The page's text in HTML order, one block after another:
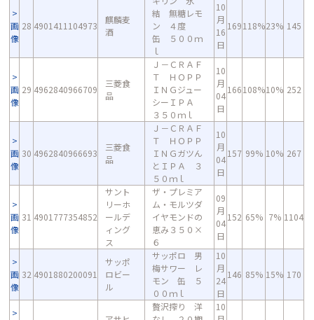
画
像
28 4901411104973
麒麟麦
酒
結 無糖レモ
ン ４度
缶 ５００ｍ
ｌ
10
月
16
日
169118%23% 145
画
像
29 4962840966709
三菱食
品
Ｊ－ＣＲＡＦ
Ｔ ＨＯＰＰ
ＩＮＧジュー
シーＩＰＡ
３５０ｍｌ
10
月
04
日
166108%10% 252
画
像
30 4962840966693
三菱食
品
Ｊ－ＣＲＡＦ
Ｔ ＨＯＰＰ
ＩＮＧガツん
とＩＰＡ ３
５０ｍｌ
10
月
04
日
157 99% 10% 267
画
像
31 4901777354852
サント
リーホ
ールデ
ィング
ス
ザ・プレミア
ム・モルツダ
イヤモンドの
恵み３５０×
６
09
月
04
日
152 65% 7% 1104
画
像
32 4901880200091
サッポ
ロビー
ル
サッポロ 男
梅サワー レ
モン 缶 ５
００ｍｌ
10
月
24
日
146 85% 15% 170
贅沢搾り 洋
10